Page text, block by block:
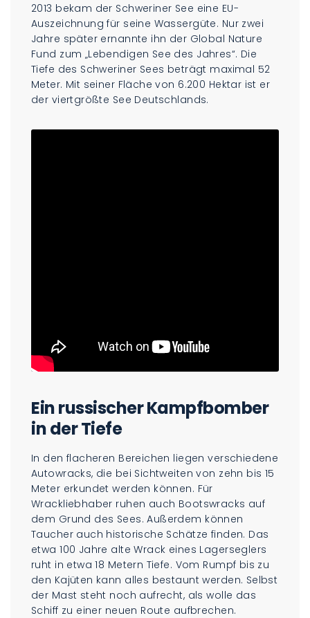
2013 bekam der Schweriner See eine EU-
Auszeichnung für seine Wassergüte. Nur zwei
Jahre später ernannte ihn der Global Nature
Fund zum „Lebendigen See des Jahres“. Die
Tiefe des Schweriner Sees beträgt maximal 52
Meter. Mit seiner Fläche von 6.200 Hektar ist er
der viertgrößte See Deutschlands.
Ein russischer Kampfbomber
in der Tiefe
In den flacheren Bereichen liegen verschiedene
Autowracks, die bei Sichtweiten von zehn bis 15
Meter erkundet werden können. Für
Wrackliebhaber ruhen auch Bootswracks auf
dem Grund des Sees. Außerdem können
Taucher auch historische Schätze finden. Das
etwa 100 Jahre alte Wrack eines Lagerseglers
ruht in etwa 18 Metern Tiefe. Vom Rumpf bis zu
den Kajüten kann alles bestaunt werden. Selbst
der Mast steht noch aufrecht, als wolle das
Schiff zu einer neuen Route aufbrechen.